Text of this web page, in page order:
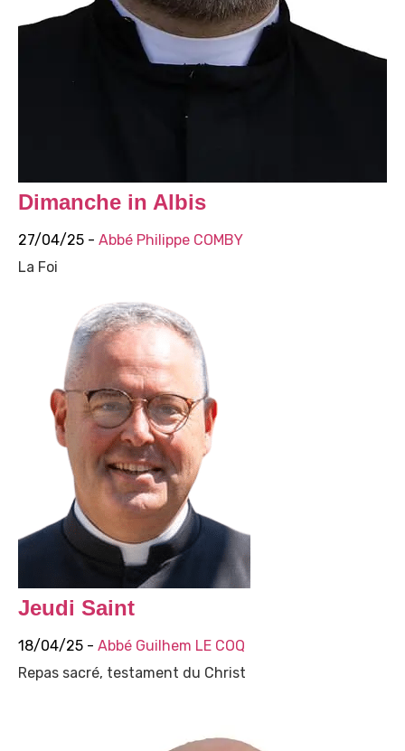
Dimanche in Albis
27/04/25 - Abbé Philippe COMBY
La Foi
Jeudi Saint
18/04/25 - Abbé Guilhem LE COQ
Repas sacré, testament du Christ